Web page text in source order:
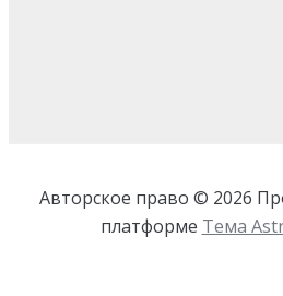
Авторское право © 2026
платформе Тема